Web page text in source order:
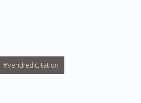
#VendrediCitation